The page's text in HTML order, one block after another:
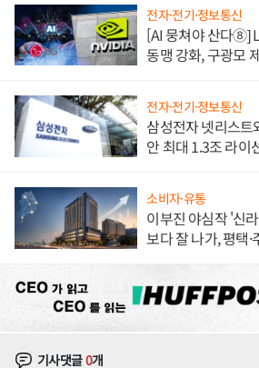
전자·전기·정보통신
[AI 뭉쳐야 산다⑧]
동맹 강화, 구광모
전자·전기·정보통신
삼성전자 넷리스트
안 최대 1.3조 라이
소비자·유통
이부진 야심작 '신
보다 잘 나가, 평택·
기사댓글0개